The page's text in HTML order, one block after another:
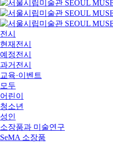
전시
현재전시
예정전시
과거전시
교육·이벤트
모두
어린이
청소년
성인
소장품과 미술연구
SeMA 소장품